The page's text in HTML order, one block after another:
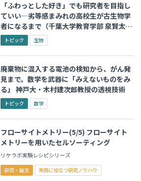
「ふわっとした好き」でも研究者を目指し
ていい―劣等感まみれの高校生が古生物学
者になるまで（千葉大学教育学部 泉賢太郎
准教授）
トピック 生物
廃棄物に混入する電池の検知から、がん発
見まで。数学を武器に「みえないものをみ
る」 神戸大・木村建次郎教授の透視技術
トピック 数学
フローサイトメトリー(5/5) フローサイト
メトリーを用いたセルソーティング
リケラボ実験レシピシリーズ
研究・論文 実務に役立つ研究ノウハウ